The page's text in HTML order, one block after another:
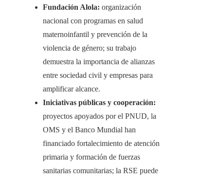
Fundación Alola: organización
nacional con programas en salud
maternoinfantil y prevención de la
violencia de género; su trabajo
demuestra la importancia de alianzas
entre sociedad civil y empresas para
amplificar alcance.
Iniciativas públicas y cooperación:
proyectos apoyados por el PNUD, la
OMS y el Banco Mundial han
financiado fortalecimiento de atención
primaria y formación de fuerzas
sanitarias comunitarias; la RSE puede